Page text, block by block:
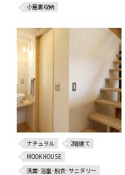
小屋裏収納
ナチュラル
2階建て
MOOKHOUSE
洗面･浴室･脱衣･サニタリー